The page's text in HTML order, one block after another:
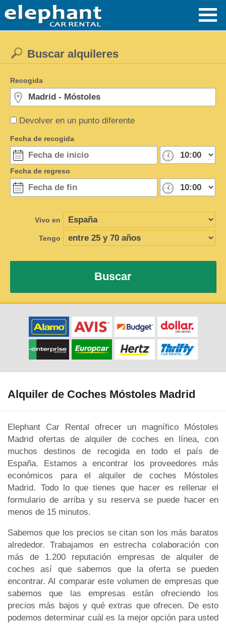
Devolver en un punto diferente
Buscar alquileres
Recogida
Fecha de recogida
Fecha de regreso
Vivo en
Tengo
Buscar
Alquiler de Coches Móstoles Madrid
Elephant Car Rental ofrecer un magnífico Móstoles
Madrid ofertas de alquiler de coches en línea, con
muchos destinos de recogida en todo el país de
España. Estamos a encontrar los proveedores más
económicos para el alquiler de coches Móstoles
Madrid. Todo lo que tienes que hacer es rellenar el
formulario de arriba y su reserva se puede hacer en
menos de 15 minutos.
Sabemos que los precios se citan son los más baratos
alrededor. Trabajamos en estrecha colaboración con
más de 1.200 reputación empresas de alquiler de
coches así que sabemos que la oferta se pueden
encontrar. Al comparar este volumen de empresas que
sabemos que las empresas están ofreciendo los
precios más bajos y qué extras que ofrecen. De esto
podemos determinar cuál es la mejor opción para usted